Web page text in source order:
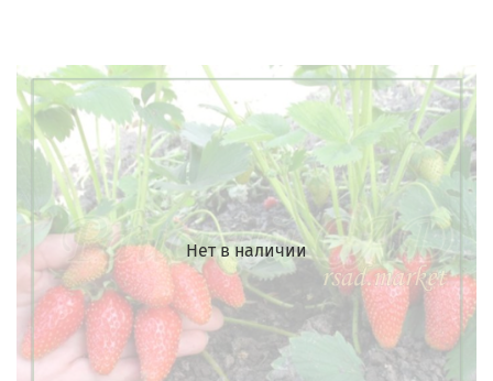
Нет в наличии